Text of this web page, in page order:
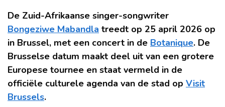
De Zuid-Afrikaanse singer-songwriter
Bongeziwe Mabandla treedt op 25 april 2026 op
in Brussel, met een concert in de Botanique. De
Brusselse datum maakt deel uit van een grotere
Europese tournee en staat vermeld in de
officiële culturele agenda van de stad op Visit
Brussels.